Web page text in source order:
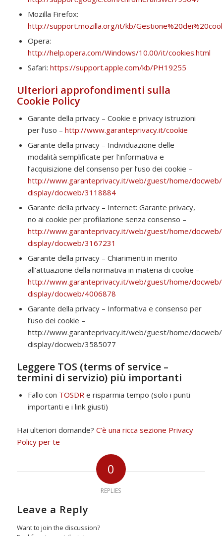
Mozilla Firefox:
http://support.mozilla.org/it/kb/
Opera:
http://help.opera.com/Windows/10.00/it/cookies.html
Safari: https://support.apple.com/kb/PH19255
Ulteriori approfondimenti sulla
Cookie Policy
Garante della privacy – Cookie e privacy istruzioni
per l’uso – http://www.garanteprivacy.it/cookie
Garante della privacy – Individuazione delle
modalità semplificate per l’informativa e
l’acquisizione del consenso per l’uso dei cookie –
http://www.garanteprivacy.it/web/guest/home/
display/docweb/3118884
Garante della privacy – Internet: Garante privacy,
no ai cookie per profilazione senza consenso –
http://www.garanteprivacy.it/web/guest/home/
display/docweb/3167231
Garante della privacy – Chiarimenti in merito
all’attuazione della normativa in materia di cookie –
http://www.garanteprivacy.it/web/guest/home/
display/docweb/4006878
Garante della privacy – Informativa e consenso per
l’uso dei cookie –
http://www.garanteprivacy.it/web/guest/home/
display/docweb/3585077
Leggere TOS (terms of service –
termini di servizio) più importanti
Fallo con TOSDRe risparmia tempo (solo i punti
importanti e i link giusti)
Hai ulteriori domande? C’è una ricca sezione Privacy
Policy per te
0
REPLIES
Leave a Reply
Want to join the discussion?